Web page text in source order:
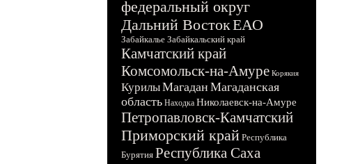
федеральный округ
Дальний ВостокЕАО
Забайкалье Забайкальский край
Камчатский край
Комсомольск-на-Амуре Корякия
КурилыМагадан Магаданская
область Находка Николаевск-на-Амуре
Петропавловск-Камчатский
Приморский край Республика
Бурятия Республика Саха